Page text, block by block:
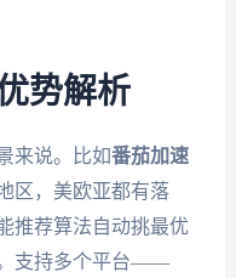
势解析
来说。比如番茄加速
区，美欧亚都有落
推荐算法自动挑最优
支持多个平台——